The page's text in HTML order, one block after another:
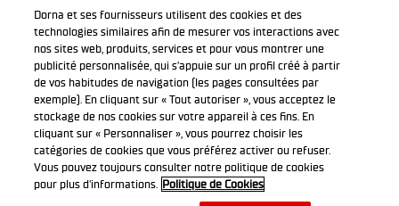
Politique de confidentialité
Politique d’achat
Télécharger l'appli officiell
Dorna et ses fournisseurs utilisent des cookies et des
technologies similaires afin de mesurer vos interactions avec
nos sites web, produits, services et pour vous montrer une
publicité personnalisée, qui s’appuie sur un profil créé à partir
de vos habitudes de navigation (les pages consultées par
exemple). En cliquant sur « Tout autoriser », vous acceptez le
stockage de nos cookies sur votre appareil à ces fins. En
cliquant sur « Personnaliser », vous pourrez choisir les
catégories de cookies que vous préférez activer ou refuser.
Vous pouvez toujours consulter notre politique de cookies
pour plus d'informations. Politique de Cookies